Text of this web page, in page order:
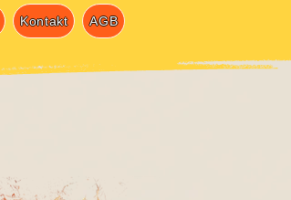
Kontakt AGB